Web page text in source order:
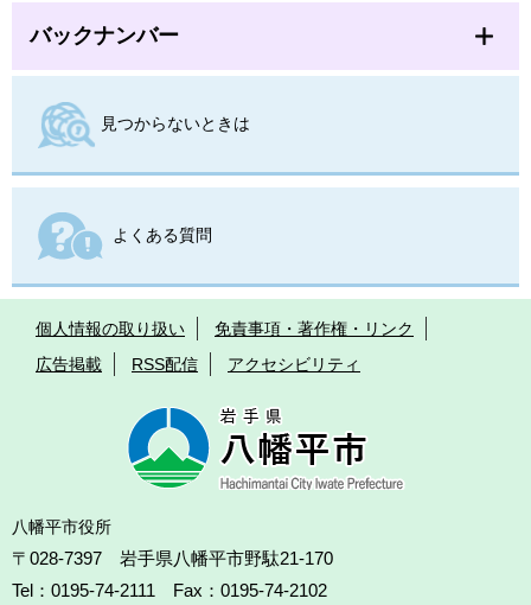
バックナンバー
見つからないときは
よくある質問
個人情報の取り扱い
免責事項・著作権・リンク
広告掲載
RSS配信 アクセシビリティ
八幡平市役所
〒028-7397 岩手県八幡平市野駄21-170
Tel：0195-74-2111 Fax：0195-74-2102